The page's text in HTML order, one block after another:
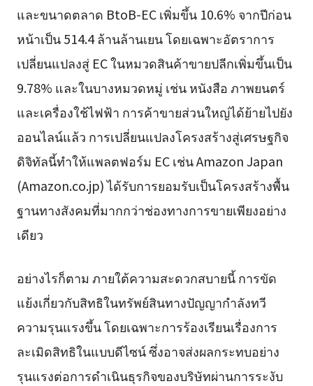
และขนาดตลาด BtoB-EC เพิ่มขึ้น 10.6% จากปีก่อน
หน้าเป็น 514.4 ล้านล้านเยน โดยเฉพาะอัตราการ
เปลี่ยนแปลงสู่ EC ในหมวดสินค้าขายปลีกเพิ่มขึ้นเป็น
9.78% และในบางหมวดหมู่ เช่น หนังสือ ภาพยนตร์
และเครื่องใช้ไฟฟ้า การค้าขายส่วนใหญ่ได้ย้ายไปยัง
ออนไลน์แล้ว การเปลี่ยนแปลงโครงสร้างสู่เศรษฐกิจ
ดิจิทัลนี้ทำให้แพลตฟอร์ม EC เช่น Amazon Japan
(Amazon.co.jp) ได้รับการยอมรับเป็นโครงสร้างพื้น
ฐานทางสังคมที่มากกว่าช่องทางการขายเพียงอย่าง
เดียว
อย่างไรก็ตาม ภายใต้ความสะดวกสบายนี้ การขัด
แย้งเกี่ยวกับสิทธิในทรัพย์สินทางปัญญากำลังทวี
ความรุนแรงขึ้น โดยเฉพาะการร้องเรียนเรื่องการ
ละเมิดสิทธิในแบบดีไซน์ ซึ่งอาจส่งผลกระทบอย่าง
รุนแรงต่อการดำเนินธุรกิจของบริษัทผ่านการระงับ